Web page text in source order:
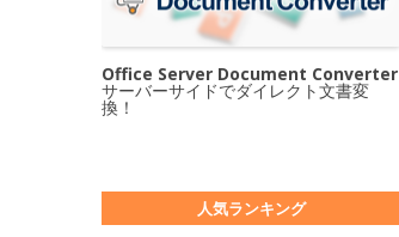
Office Server Document Converter
サーバーサイドでダイレクト文書変
換！
人気ランキング